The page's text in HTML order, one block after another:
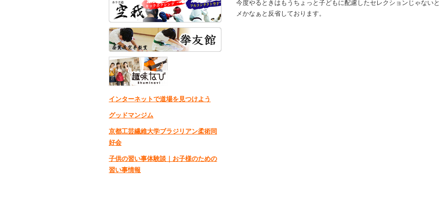
インターネットで道場を見つけよう
グッドマンジム
京都工芸繊維大学ブラジリアン柔術同
好会
子供の習い事体験談｜お子様のための
習い事情報
今度やるときはもうちょっと子どもに配慮したセレクションじゃない
メかなぁと反省しております。